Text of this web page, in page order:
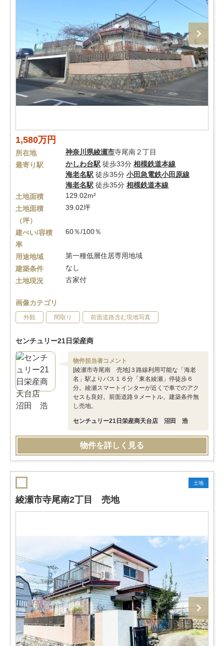
1,580万円
所在地 神奈川県綾瀬市寺尾南２丁目
最寄り駅
かしわ台駅 徒歩33分 相模鉄道本線
海老名駅 徒歩35分 小田急電鉄小田原線
海老名駅 徒歩35分 相模鉄道本線
土地面積
129.02m²
土地面積
（坪）
39.02坪
建ぺい/容積
率
60％/100％
用途地域
第一種低層住居専用地域
建築条件
なし
土地現況
古家付
画像カテゴリ
外観 間取り 前面道路含む現地写真
センチュリー21日栄産商
物件担当者コメント
[綾瀬市寺尾南 売地]３路線利用可能な「海老
名」駅よりバス１６分「東名綾瀬」停徒歩６
分。綾瀬スマートインターが近くで車でのアク
セスも良好。前面道路９メートル。建築条件無
し売地。
センチュリー21日栄産商天台店 沼田 浩
物件を詳しく見る
土地
綾瀬市寺尾南2丁目 売地